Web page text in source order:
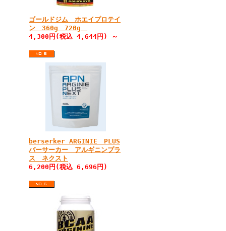
ゴールドジム ホエイプロテイ
ン 360g 720g
4,300円(税込 4,644円) ～
berserker ARGINIE PLUS
バーサーカー アルギニンプラ
ス ネクスト
6,200円(税込 6,696円)